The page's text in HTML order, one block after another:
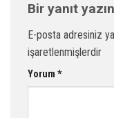
Bir yanıt yazın
E-posta adresiniz
işaretlenmişlerdir
Yorum *